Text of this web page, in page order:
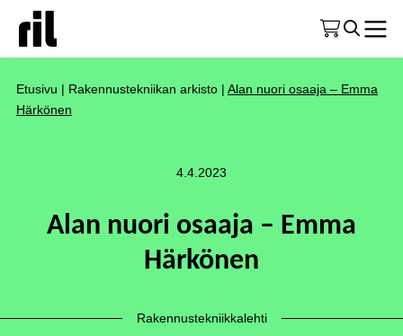
Etusivu | Rakennustekniikan arkisto | Alan nuori osaaja – Emma
Härkönen
4.4.2023
Alan nuori osaaja – Emma
Härkönen
Rakennustekniikkalehti